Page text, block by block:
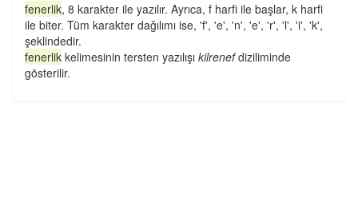
fenerlik, 8 karakter ile yazılır. Ayrıca, f harfi ile başlar, k harfi
ile biter. Tüm karakter dağılımı ise, 'f', 'e', 'n', 'e', 'r', 'l', 'i', 'k',
şeklindedir.
fenerlik kelimesinin tersten yazılışı kilrenefdiziliminde
gösterilir.